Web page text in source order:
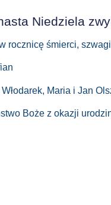
Niedziela
rocznicę śmierci,
Maria i Jan
Boże z okazji